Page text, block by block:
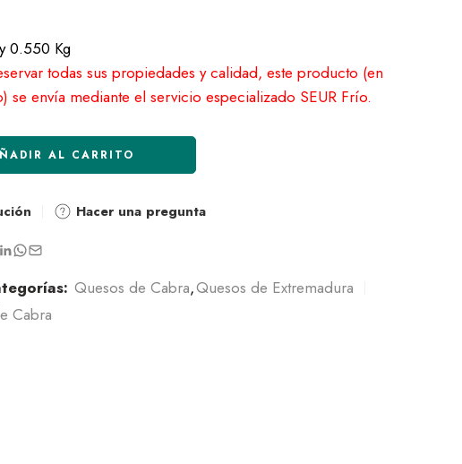
0.550 Kg
todas sus propiedades y calidad, este producto (en
se envía mediante el servicio especializado SEUR Frío.
AL CARRITO
Hacer una pregunta
Quesos de Cabra,Quesos de Extremadura
Cabra